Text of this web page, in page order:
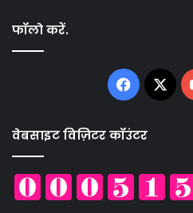
फॉलो करें.
X
वेबसाइट विज़िटर कॉउंटर